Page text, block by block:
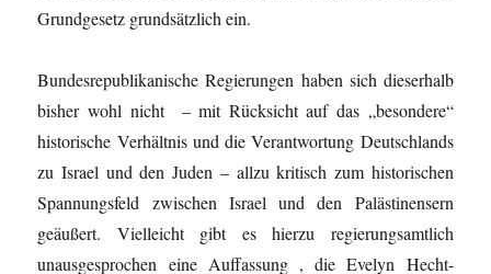
Grundgesetz grundsätzlich ein.
Bundesrepublikanische Regierungen haben sich dieserhalb
bisher wohl nicht – mit Rücksicht auf das „besondere“
historische Verhältnis und die Verantwortung Deutschlands
zu Israel und den Juden – allzu kritisch zum historischen
Spannungsfeld zwischen Israel und den Palästinensern
geäußert. Vielleicht gibt es hierzu regierungsamtlich
unausgesprochen eine Auffassung , die Evelyn Hecht-